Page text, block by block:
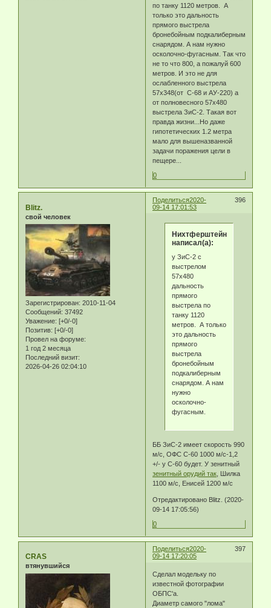
по танку 1120 метров. А
только это дальность
прямого выстрела
бронебойным подкалиберным
снарядом. А нам нужно
осколочно-фугасным. Так что
не то что 800, а пожалуй 600
метров. И это не для
ослабленного выстрела
57х348(от С-68 и АУ-220) а
от полновесного 57х480
выстрела ЗиС-2. Такая вот
правда жизни...Но даже
гипотетических 1.2 метра
мало для вышеназванной
задачи поражения цели в
пещере...
0
Поделиться 396
2020-
09-14 17:01:53
Blitz.
свой человек
Зарегистрирован: 2010-11-04
Сообщений: 37492
Уважение: [+0/-0]
Позитив: [+0/-0]
Провел на форуме:
1 год 2 месяца
Последний визит:
2026-04-26 02:04:10
Нихтферштейн
написал(а):
у ЗиС-2 с
выстрелом
57х480
дальность
прямого
выстрела по
танку 1120
метров. А только
это дальность
прямого
выстрела
бронебойным
подкалиберным
снарядом. А нам
нужно
осколочно-
фугасным.
ББ ЗиС-2 имеет скорость 990
м/с, ОФС С-60 1000 м/с-1,2
+/- у С-60 будет. У зенитный
зенитный орудий так, Шилка
1100 м/с, Енисей 1200 м/с
Отредактировано Blitz. (2020-
09-14 17:05:56)
0
Поделиться 397
2020-
09-14 17:20:05
CRAS
втянувшийся
Сделал модельку по
известной фотографии
ОБПС'а.
Диаметр самого "лома"